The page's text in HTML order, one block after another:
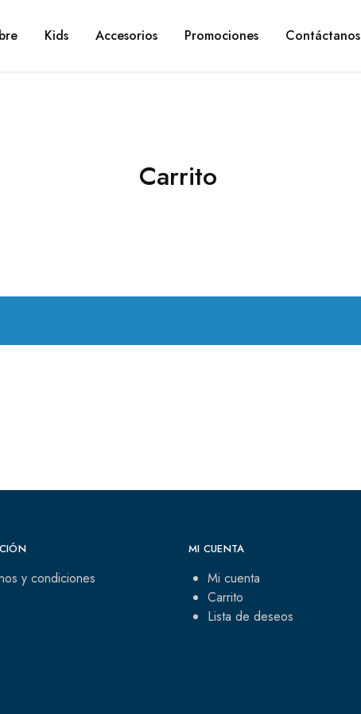
Kids Accesorios Promociones Contáctanos
Carrito
y condiciones
MI CUENTA
Mi cuenta
Carrito
Lista de deseos